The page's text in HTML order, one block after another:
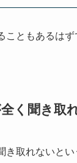
こともあるは
く聞き取
き取れないと